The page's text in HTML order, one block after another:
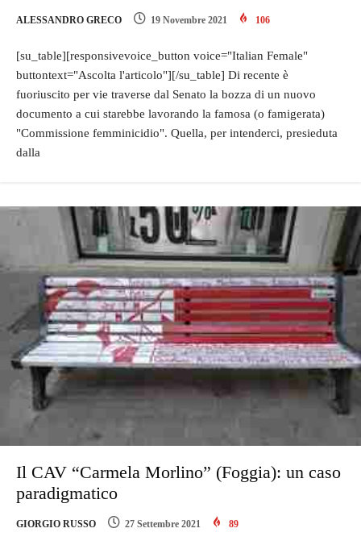
ALESSANDRO GRECO 19 Novembre 2021 106
[su_table][responsivevoice_button voice="Italian Female"
buttontext="Ascolta l'articolo"][/su_table] Di recente è
fuoriuscito per vie traverse dal Senato la bozza di un nuovo
documento a cui starebbe lavorando la famosa (o famigerata)
"Commissione femminicidio". Quella, per intenderci, presieduta
dalla
Il CAV “Carmela Morlino” (Foggia): un caso
paradigmatico
GIORGIO RUSSO 27 Settembre 2021 89